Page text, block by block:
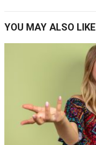
YOU MAY ALSO LIKE